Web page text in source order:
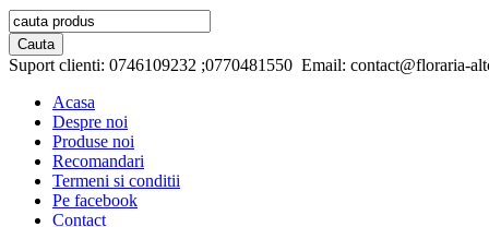
Suport clienti: 0746109232 ;0770481550 Email: contact@floraria-
Acasa
Despre noi
Produse noi
Recomandari
Termeni si conditii
Pe facebook
Contact